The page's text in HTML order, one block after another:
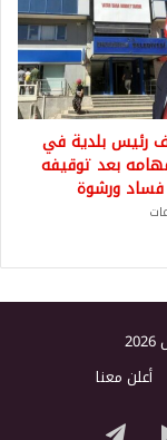
رئيس بلدية في
بعد توقيفه
ورشوة
أعلن معنا
‏Googleتيلقرام